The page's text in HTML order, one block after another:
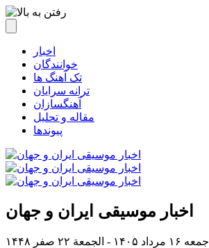
اخبار
خوانندگان
تک آهنگ ها
ترانه سرایان
آهنگسازان
مقاله و تحلیل
پیوندها
اخبار موسیقی ایران و جهان
جمعه ۱۶ مرداد ۱۴۰۵ - الجمعة ۲۲ صفر ۱۴۴۸